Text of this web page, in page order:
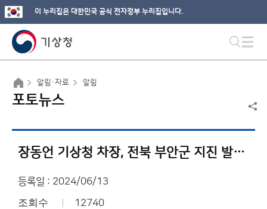
이 누리집은 대한민국 공식 전자정부 누리집입니다.
알림·자료 알림
포토뉴스
장동언 기상청 차장, 전북 부안군 지진 발생 지역 현장 방문
등록일 : 2024/06/13
조회수 12740